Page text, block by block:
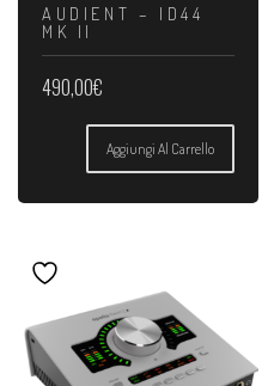
AUDIENT – ID44
MK II
490,00€
Aggiungi Al Carrello